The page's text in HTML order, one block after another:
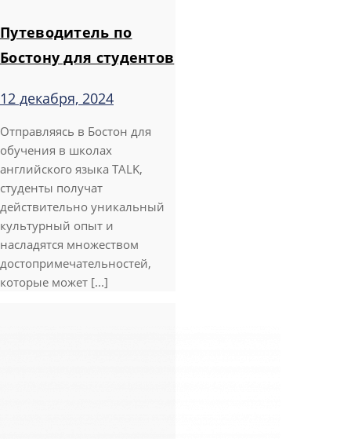
Путеводитель по
Бостону для студентов
12 декабря, 2024
Отправляясь в Бостон для
обучения в школах
английского языка TALK,
студенты получат
действительно уникальный
культурный опыт и
насладятся множеством
достопримечательностей,
которые может [...]